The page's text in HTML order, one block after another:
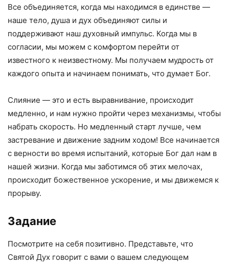
Все объединяется, когда мы находимся в единстве —
наше тело, душа и дух объединяют силы и
поддерживают наш духовный импульс. Когда мы в
согласии, мы можем с комфортом перейти от
известного к неизвестному. Мы получаем мудрость от
каждого опыта и начинаем понимать, что думает Бог.
Слияние — это и есть выравнивание, происходит
медленно, и нам нужно пройти через механизмы, чтобы
набрать скорость. Но медленный старт лучше, чем
застревание и движение задним ходом! Все начинается
с верности во время испытаний, которые Бог дал нам в
нашей жизни. Когда мы заботимся об этих мелочах,
происходит божественное ускорение, и мы движемся к
прорыву.
Задание
Посмотрите на себя позитивно. Представьте, что
Святой Дух говорит с вами о вашем следующем